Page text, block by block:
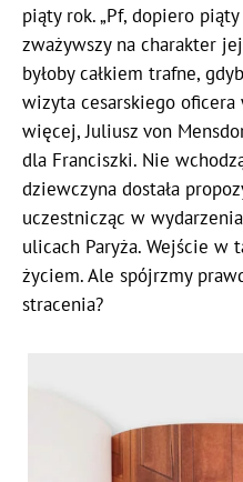
piąty rok. „Pf, dopiero
zważywszy na charakter
byłoby całkiem trafne,
wizyta cesarskiego
więcej, Juliusz von
dla Franciszki. Nie
dziewczyna dostała
uczestnicząc w
ulicach Paryża. Wejście w
życiem. Ale spójrzmy
stracenia?